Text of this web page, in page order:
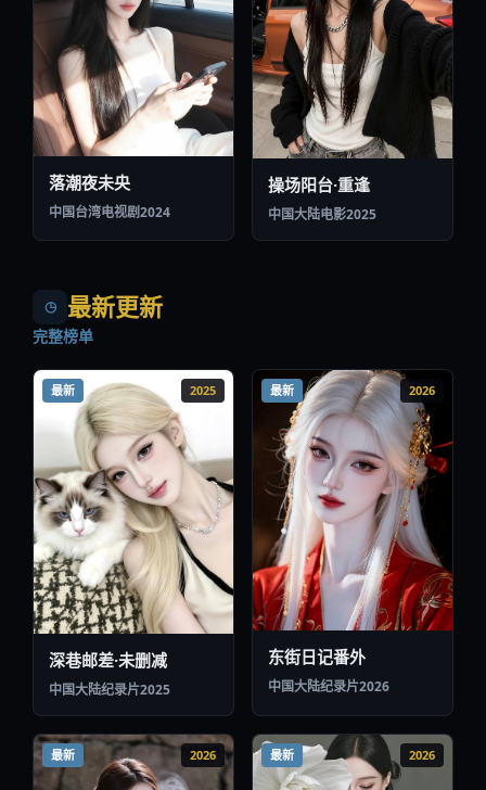
落潮夜未央
中国台湾电视剧2024
操场阳台·重逢
中国大陆电影2025
◷ 最新更新
完整榜单
最新 2025
深巷邮差·未删减
中国大陆纪录片2025
最新 2026
东街日记番外
中国大陆纪录片2026
最新 2026 最新 2026